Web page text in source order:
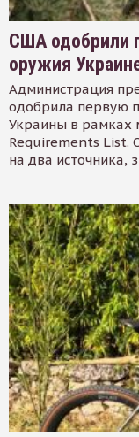
США одобрили
оружия
Администрация
одобрила первую
Украины в рамках
Requirements List.
на два источника,